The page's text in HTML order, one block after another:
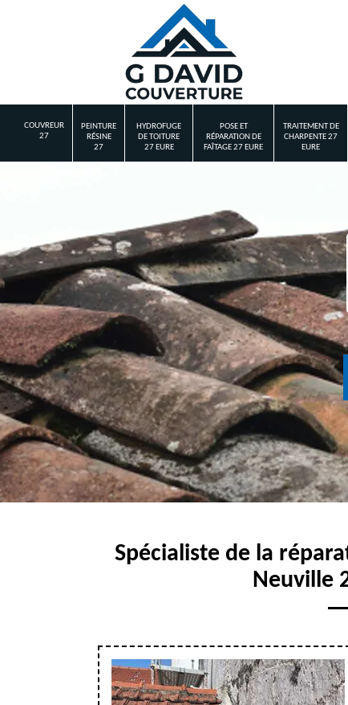
COUVREUR
27
PEINTURE
RÉSINE
27
HYDROFUGE
DE TOITURE
27 EURE
POSE ET
RÉPARATION DE
FAÎTAGE 27 EURE
TRAITEMENT DE
CHARPENTE 27
EURE
Spécialiste de la
Neuville